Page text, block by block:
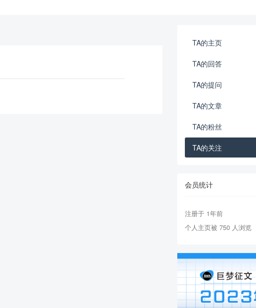
TA的主页
TA的回答
TA的提问
TA的文章
TA的粉丝
TA的关注
会员统计
注册于 1年前
个人主页被 750 人浏览